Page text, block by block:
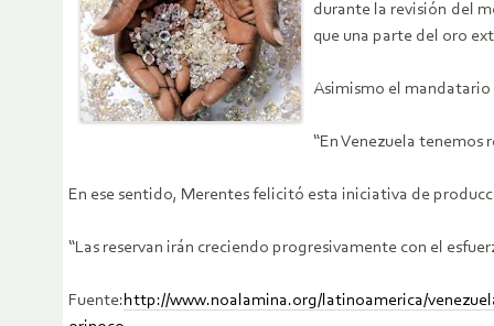
durante la revisión del
que una parte del oro
Asimismo el mandatario
“En Venezuela tenemos
En ese sentido, Merentes felicitó esta iniciativa de
“Las reservan irán creciendo progresivamente con el
Fuente:http://www.noalamina.org/latinoamerica/